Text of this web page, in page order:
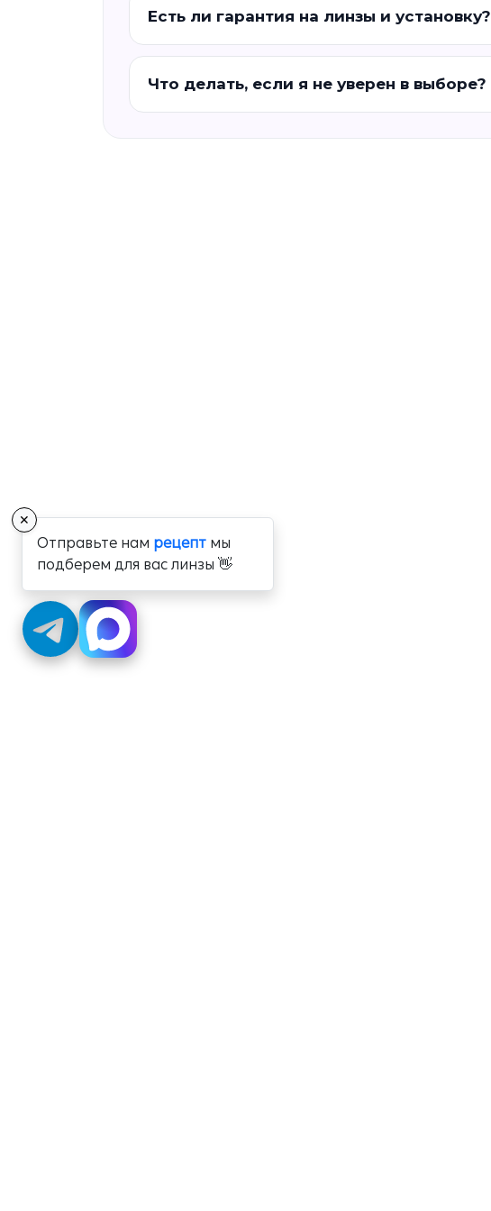
Есть ли гарантия на линзы и установку?
Что делать, если я не уверен в выборе?
✕
Отправьте нам рецепт мы
подберем для вас линзы 👋